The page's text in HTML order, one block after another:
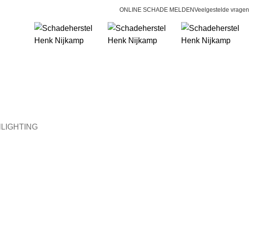
ONLINE SCHADE MELDENVeelgestelde vragen
LIGHTING